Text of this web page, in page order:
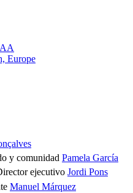
Europe
y comunidad Pamela García
ejecutivo Jordi Pons
Manuel Márquez